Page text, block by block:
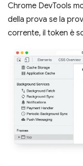
Chrome DevTools
della prova se la
corrente, il token è